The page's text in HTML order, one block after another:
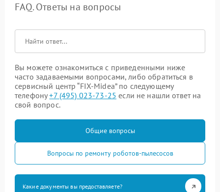
FAQ. Ответы на вопросы
Вы можете ознакомиться с приведенными ниже
часто задаваемыми вопросами, либо обратиться в
сервисный центр “FIX-Midea” по следующему
телефону+7 (495) 023-73-25 если не нашли ответ на
свой вопрос.
Общие вопросы
Вопросы по ремонту роботов-пылесосов
Какие документы вы предоставляете?